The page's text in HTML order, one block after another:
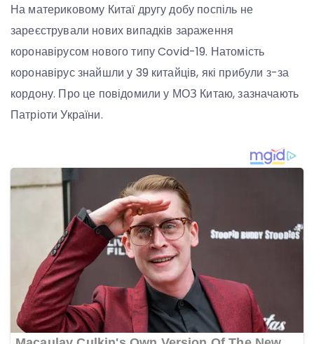
На материковому Китаї другу добу поспіль не
зареєстрували нових випадків зараження
коронавірусом нового типу Covid-19. Натомість
коронавірус знайшли у 39 китайців, які прибули з-за
кордону. Про це повідомили у МОЗ Китаю, зазначають
Патріоти України.